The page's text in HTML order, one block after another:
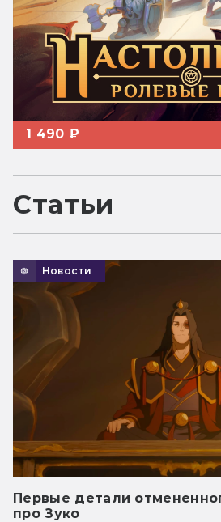
1 490 ₽
Статьи
Новости
Первые детали
про Зуко